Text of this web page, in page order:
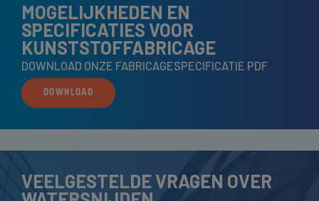
MOGELIJKHEDEN EN
SPECIFICATIES VOOR
KUNSTSTOFFABRICAGE
DOWNLOAD ONZE FABRICAGESPECIFICATIE PDF
DOWNLOAD
VEELGESTELDE VRAGEN OVER